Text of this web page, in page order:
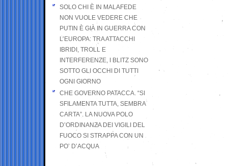
SOLO CHI È IN MALAFEDE
NON VUOLE VEDERE CHE
PUTIN È GIÀ IN GUERRA CON
L’EUROPA: TRA ATTACCHI
IBRIDI, TROLL E
INTERFERENZE, I BLITZ SONO
SOTTO GLI OCCHI DI TUTTI
OGNI GIORNO
CHE GOVERNO PATACCA. “SI
SFILAMENTA TUTTA, SEMBRA
CARTA”. LA NUOVA POLO
D’ORDINANZA DEI VIGILI DEL
FUOCO SI STRAPPA CON UN
PO’ D’ACQUA